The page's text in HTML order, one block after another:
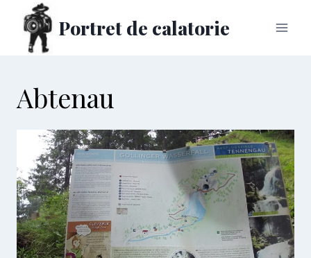
content
Portret de calatorie
Abtenau